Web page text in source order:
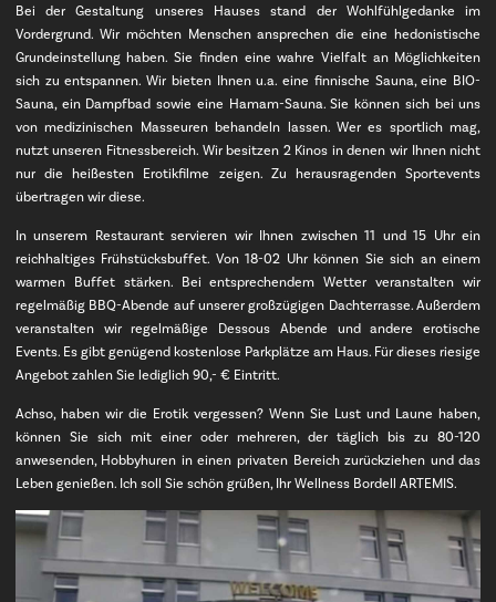
Bei der Gestaltung unseres Hauses stand der Wohlfühlgedanke im
Vordergrund. Wir möchten Menschen ansprechen die eine hedonistische
Grundeinstellung haben. Sie finden eine wahre Vielfalt an Möglichkeiten
sich zu entspannen. Wir bieten Ihnen u.a. eine finnische Sauna, eine BIO-
Sauna, ein Dampfbad sowie eine Hamam-Sauna. Sie können sich bei uns
von medizinischen Masseuren behandeln lassen. Wer es sportlich mag,
nutzt unseren Fitnessbereich. Wir besitzen 2 Kinos in denen wir Ihnen nicht
nur die heißesten Erotikfilme zeigen. Zu herausragenden Sportevents
übertragen wir diese.
In unserem Restaurant servieren wir Ihnen zwischen 11 und 15 Uhr ein
reichhaltiges Frühstücksbuffet. Von 18-02 Uhr können Sie sich an einem
warmen Buffet stärken. Bei entsprechendem Wetter veranstalten wir
regelmäßig BBQ-Abende auf unserer großzügigen Dachterrasse. Außerdem
veranstalten wir regelmäßige Dessous Abende und andere erotische
Events. Es gibt genügend kostenlose Parkplätze am Haus. Für dieses riesige
Angebot zahlen Sie lediglich 90,- € Eintritt.
Achso, haben wir die Erotik vergessen? Wenn Sie Lust und Laune haben,
können Sie sich mit einer oder mehreren, der täglich bis zu 80-120
anwesenden, Hobbyhuren in einen privaten Bereich zurückziehen und das
Leben genießen. Ich soll Sie schön grüßen, Ihr Wellness Bordell ARTEMIS.